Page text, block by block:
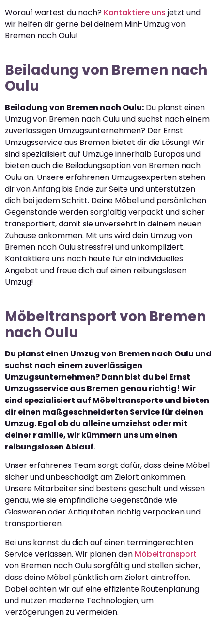
Worauf wartest du noch? Kontaktiere uns jetzt und
wir helfen dir gerne bei deinem Mini-Umzug von
Bremen nach Oulu!
Beiladung von Bremen nach
Oulu
Beiladung von Bremen nach Oulu: Du planst einen
Umzug von Bremen nach Oulu und suchst nach einem
zuverlässigen Umzugsunternehmen? Der Ernst
Umzugsservice aus Bremen bietet dir die Lösung! Wir
sind spezialisiert auf Umzüge innerhalb Europas und
bieten auch die Beiladungsoption von Bremen nach
Oulu an. Unsere erfahrenen Umzugsexperten stehen
dir von Anfang bis Ende zur Seite und unterstützen
dich bei jedem Schritt. Deine Möbel und persönlichen
Gegenstände werden sorgfältig verpackt und sicher
transportiert, damit sie unversehrt in deinem neuen
Zuhause ankommen. Mit uns wird dein Umzug von
Bremen nach Oulu stressfrei und unkompliziert.
Kontaktiere uns noch heute für ein individuelles
Angebot und freue dich auf einen reibungslosen
Umzug!
Möbeltransport von Bremen
nach Oulu
Du planst einen Umzug von Bremen nach Oulu und
suchst nach einem zuverlässigen
Umzugsunternehmen? Dann bist du bei Ernst
Umzugsservice aus Bremen genau richtig! Wir
sind spezialisiert auf Möbeltransporte und bieten
dir einen maßgeschneiderten Service für deinen
Umzug. Egal ob du alleine umziehst oder mit
deiner Familie, wir kümmern uns um einen
reibungslosen Ablauf.
Unser erfahrenes Team sorgt dafür, dass deine Möbel
sicher und unbeschädigt am Zielort ankommen.
Unsere Mitarbeiter sind bestens geschult und wissen
genau, wie sie empfindliche Gegenstände wie
Glaswaren oder Antiquitäten richtig verpacken und
transportieren.
Bei uns kannst du dich auf einen termingerechten
Service verlassen. Wir planen den Möbeltransport
von Bremen nach Oulu sorgfältig und stellen sicher,
dass deine Möbel pünktlich am Zielort eintreffen.
Dabei achten wir auf eine effiziente Routenplanung
und nutzen moderne Technologien, um
Verzögerungen zu vermeiden.